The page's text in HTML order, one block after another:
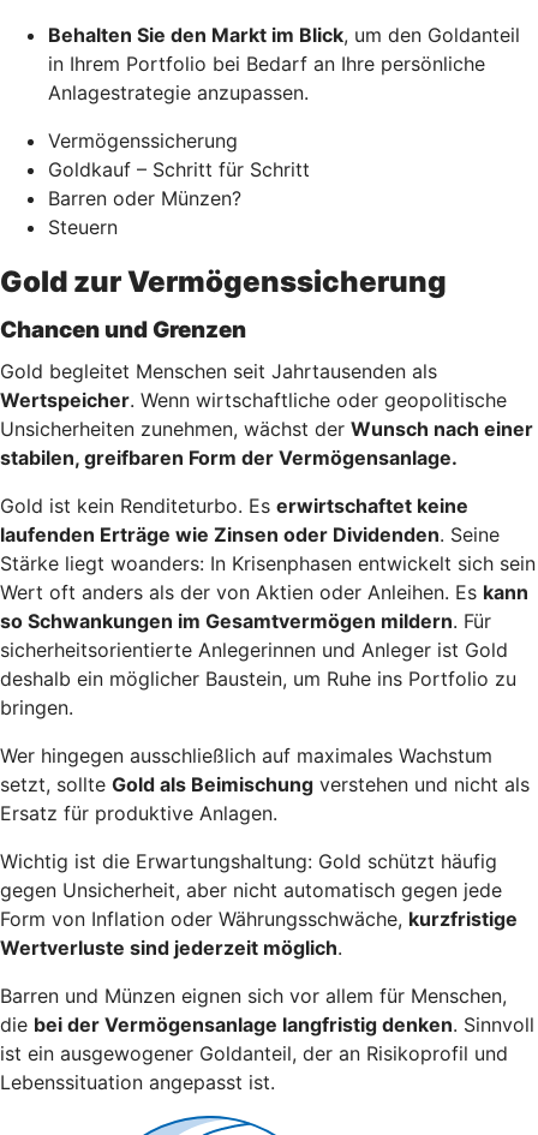
Behalten Sie den Markt im Blick, um den Goldanteil
in Ihrem Portfolio bei Bedarf an Ihre persönliche
Anlagestrategie anzupassen.
Vermögenssicherung
Goldkauf – Schritt für Schritt
Barren oder Münzen?
Steuern
Gold zur Vermögenssicherung
Chancen und Grenzen
Gold begleitet Menschen seit Jahrtausenden als
Wertspeicher. Wenn wirtschaftliche oder geopolitische
Unsicherheiten zunehmen, wächst der Wunsch nach einer
stabilen, greifbaren Form der Vermögensanlage.
Gold ist kein Renditeturbo. Es erwirtschaftet keine
laufenden Erträge wie Zinsen oder Dividenden. Seine
Stärke liegt woanders: In Krisenphasen entwickelt sich sein
Wert oft anders als der von Aktien oder Anleihen. Es kann
so Schwankungen im Gesamtvermögen mildern. Für
sicherheitsorientierte Anlegerinnen und Anleger ist Gold
deshalb ein möglicher Baustein, um Ruhe ins Portfolio zu
bringen.
Wer hingegen ausschließlich auf maximales Wachstum
setzt, sollte Gold als Beimischung verstehen und nicht als
Ersatz für produktive Anlagen.
Wichtig ist die Erwartungshaltung: Gold schützt häufig
gegen Unsicherheit, aber nicht automatisch gegen jede
Form von Inflation oder Währungsschwäche, kurzfristige
Wertverluste sind jederzeit möglich.
Barren und Münzen eignen sich vor allem für Menschen,
die bei der Vermögensanlage langfristig denken. Sinnvoll
ist ein ausgewogener Goldanteil, der an Risikoprofil und
Lebenssituation angepasst ist.